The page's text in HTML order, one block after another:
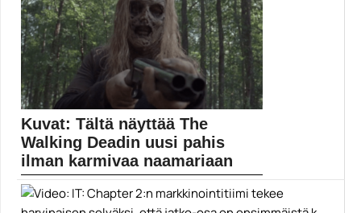
Amazon Prime Video
Kuvat: Tältä näyttää The
Walking Deadin uusi pahis
ilman karmivaa naamariaan
The Walking Deadin yhdeksäs tuotantokausi jatkuu